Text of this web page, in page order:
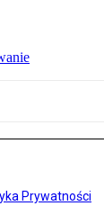
Prywatności